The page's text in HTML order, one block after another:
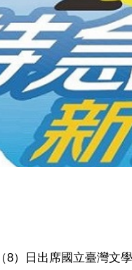
8）日出席國立臺灣文